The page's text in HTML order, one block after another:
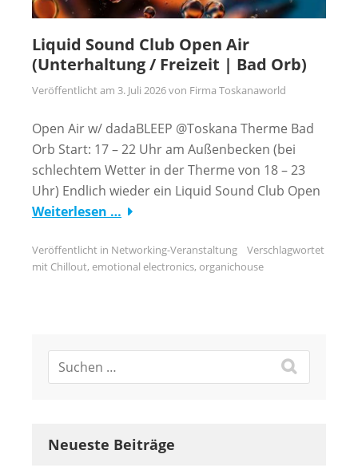
Liquid Sound Club Open Air
(Unterhaltung / Freizeit | Bad Orb)
Veröffentlicht am 3. Juli 2026von Firma Toskanaworld
Open Air w/ dadaBLEEP @Toskana Therme Bad
Orb Start: 17 – 22 Uhr am Außenbecken (bei
schlechtem Wetter in der Therme von 18 – 23
Uhr) Endlich wieder ein Liquid Sound Club Open
Weiterlesen …
Veröffentlicht in Networking-Veranstaltung
Verschlagwortet
mit Chillout, emotional electronics, organichouse
Neueste Beiträge